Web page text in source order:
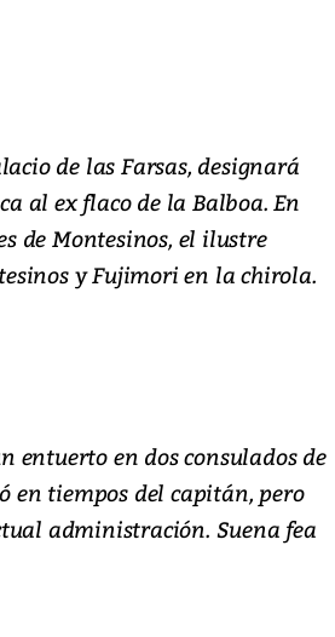
de las Farsas, designará
al ex flaco de la Balboa. En
de Montesinos, el ilustre
y Fujimori en la chirola.
entuerto en dos consulados de
en tiempos del capitán, pero
administración. Suena fea